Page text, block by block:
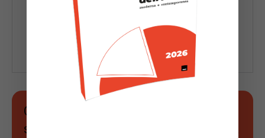
THE ARTUPDATE
Collezione da Tiffany è gratuito,
senza contenuti a pagamento, senza